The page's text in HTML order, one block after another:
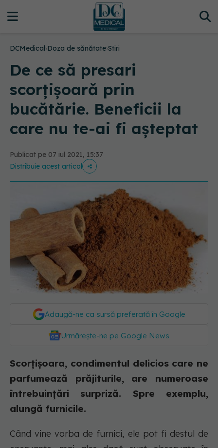
DCMedical›Doza de sănătate›Stiri
De ce să presari
scorțișoară prin
bucătărie. Beneficii la
care nu te-ai fi așteptat
Publicat pe 07 iul 2021, 15:37
Distribuie acest articol
Adaugă-ne ca sursă preferată în Google
Urmărește-ne pe Google News
Scorțișoara, condimentul delicios care ne
parfumează prăjiturile, are numeroase
întrebuințări surpriză. Spre exemplu,
alungă furnicile.
Când vine vorba de furnici, ele pot fi destul de